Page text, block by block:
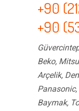
+90
+90
Beko,
Arçelik,
Panasonic,
Baymak,